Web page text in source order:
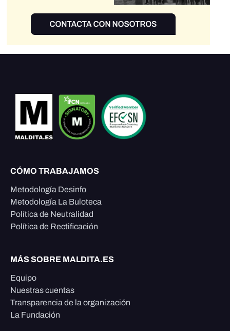
CÓMO TRABAJAMOS
Metodología Desinfo
Metodología La Buloteca
Política de Neutralidad
Política de Rectificación
MÁS SOBRE MALDITA.ES
Equipo
Nuestras cuentas
Transparencia de la organización
La Fundación